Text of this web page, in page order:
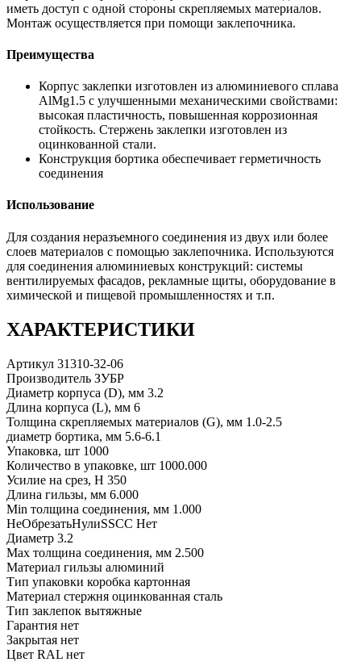
иметь доступ с одной стороны скрепляемых материалов.
Монтаж осуществляется при помощи заклепочника.
Преимущества
Корпус заклепки изготовлен из алюминиевого сплава
AlMg1.5 c улучшенными механическими свойствами:
высокая пластичность, повышенная коррозионная
стойкость. Стержень заклепки изготовлен из
оцинкованной стали.
Конструкция бортика обеспечивает герметичность
соединения
Использование
Для создания неразъемного соединения из двух или более
слоев материалов с помощью заклепочника. Используются
для соединения алюминиевых конструкций: системы
вентилируемых фасадов, рекламные щиты, оборудование в
химической и пищевой промышленностях и т.п.
ХАРАКТЕРИСТИКИ
Артикул 31310-32-06
Производитель ЗУБР
Диаметр корпуса (D), мм 3.2
Длина корпуса (L), мм 6
Толщина скрепляемых материалов (G), мм 1.0-2.5
диаметр бортика, мм 5.6-6.1
Упаковка, шт 1000
Количество в упаковке, шт 1000.000
Усилие на срез, Н 350
Длина гильзы, мм 6.000
Min толщина соединения, мм 1.000
НеОбрезатьНулиSSCC Нет
Диаметр 3.2
Max толщина соединения, мм 2.500
Материал гильзы алюминий
Тип упаковки коробка картонная
Материал стержня оцинкованная сталь
Тип заклепок вытяжные
Гарантия нет
Закрытая нет
Цвет RAL нет